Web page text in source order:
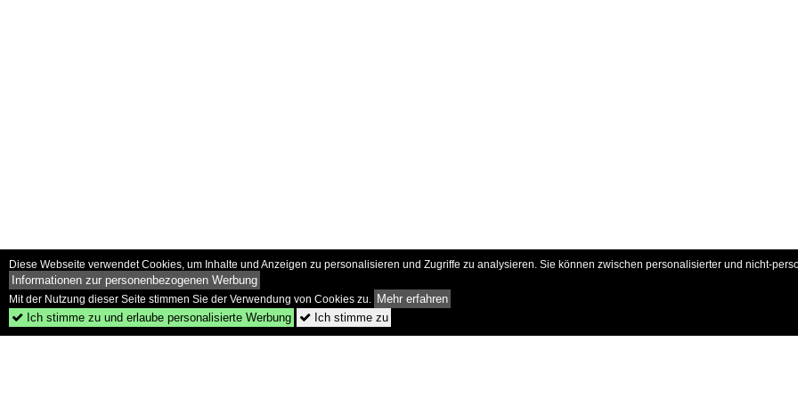
Diese Webseite verwendet Cookies, um Inhalte und Anzeigen zu personalisieren und Zugriffe zu analysieren. Sie können zwischen personalisierter und nicht-
Informationen zur personenbezogenen Werbung
Mit der Nutzung dieser Seite stimmen Sie der Verwendung von Cookies zu. Mehr erfahren
 Ich stimme zu und erlaube personalisierte Werbung  Ich stimme zu